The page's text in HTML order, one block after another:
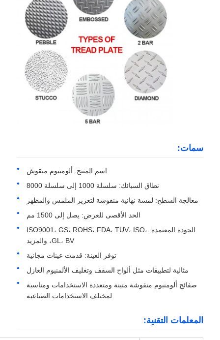
جولة في المصنع
الحالات
سمات:
اسم المنتج: ألومنيوم منقوش
نطاق السبائك: سلسلة 1000 إلى سلسلة 8000
معالجة السطح: لمسة نهائية منقوشة لتعزيز الملمس والمظهر
الحد الأقصى للعرض: يصل إلى 1500 مم
الجودة المعتمدة: ISO9001، GS، ROHS، FDA، TUV، ISO،
GL، BV، والمزيد
توفر العينة: قدمت عينات مجانية
مثالية لتطبيقات مثل ألواح السقف وتغليف الألمنيوم العازل
صفائح ألومنيوم منقوشة متينة ومتعددة الاستخدامات ومناسبة
لمختلف الاستخدامات الصناعية
المعلمات التقنية: